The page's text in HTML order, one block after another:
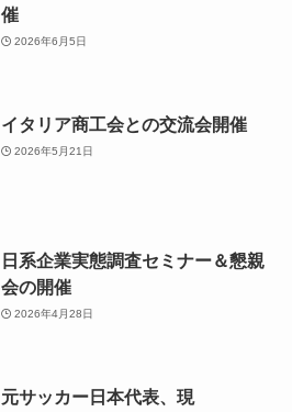
催
2026年6月5日
イタリア商工会との交流会開催
2026年5月21日
日系企業実態調査セミナー＆懇親
会の開催
2026年4月28日
元サッカー日本代表、現